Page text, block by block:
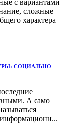
с вариантами
сложные
характера
СОЦИАЛЬНО-
А само